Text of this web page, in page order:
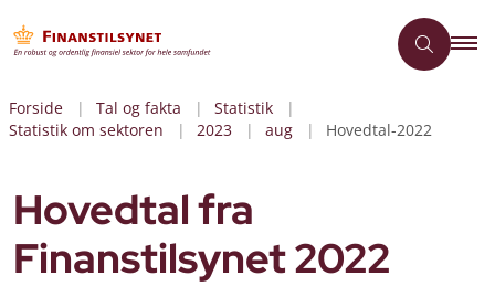
Forside Tal og fakta
Statistik
Statistik om sektoren
2023 aug Hovedtal-2022
Hovedtal fra
Finanstilsynet 2022